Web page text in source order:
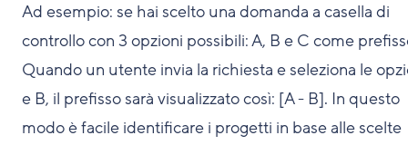
Ad esempio: se hai scelto una domanda a casella di
controllo con 3 opzioni possibili: A, B e C come
Quando un utente invia la richiesta e seleziona le
e B, il prefisso sarà visualizzato così: [A - B]. In questo
modo è facile identificare i progetti in base alle scelte